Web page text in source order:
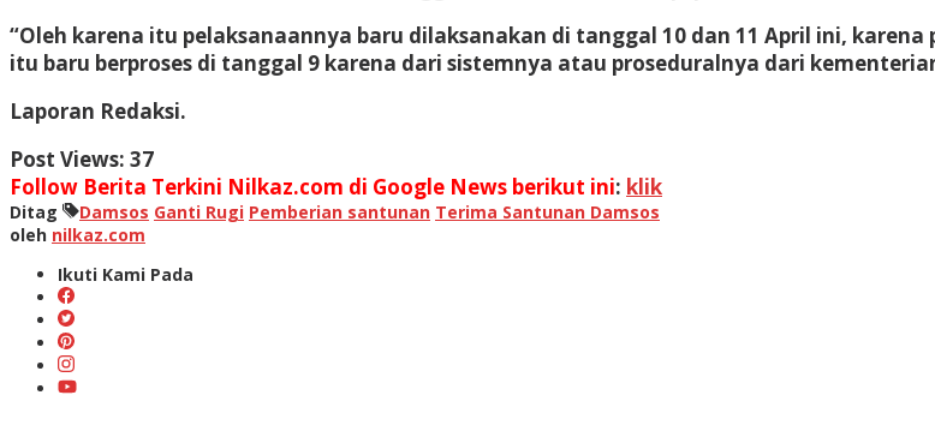
“Oleh karena itu pelaksanaannya baru dilaksanakan di tanggal 10 dan 11 April ini,
itu baru berproses di tanggal 9 karena dari sistemnya atau proseduralnya dari
Laporan Redaksi.
Post Views: 37
Follow Berita Terkini Nilkaz.com di Google News berikut ini: klik
Ditag Damsos Ganti Rugi Pemberian santunan Terima Santunan Damsos
oleh nilkaz.com
Ikuti Kami Pada